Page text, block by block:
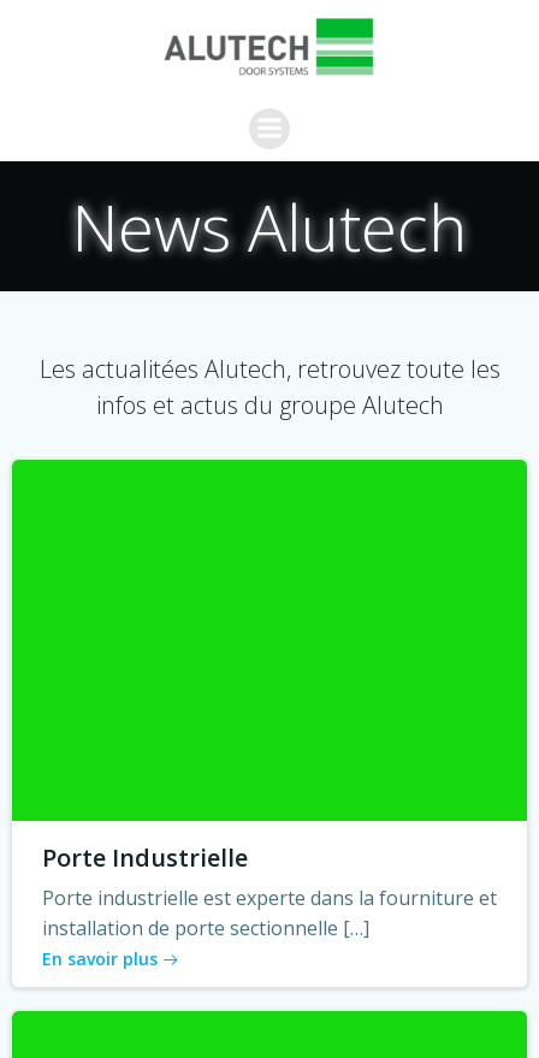
au
contenu
News Alutech
Les actualitées Alutech, retrouvez toute les
infos et actus du groupe Alutech
Porte Industrielle
Porte industrielle est experte dans la fourniture et
installation de porte sectionnelle […]
En savoir plus